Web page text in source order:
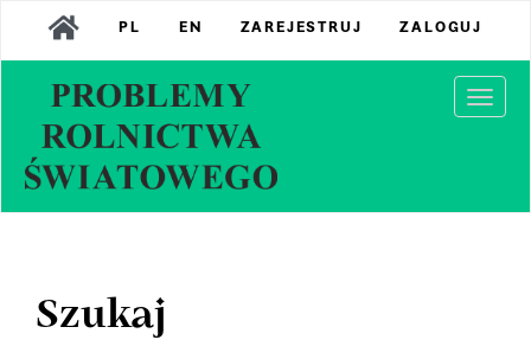
Main
Navigation
Content
Sidebar
PL EN ZAREJESTRUJ ZALOGUJ
Szukaj